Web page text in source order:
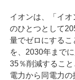
イオンは、「イ
のひとつとして
量でゼロにする
を、2030年まで
35％削減するこ
電力から同電力